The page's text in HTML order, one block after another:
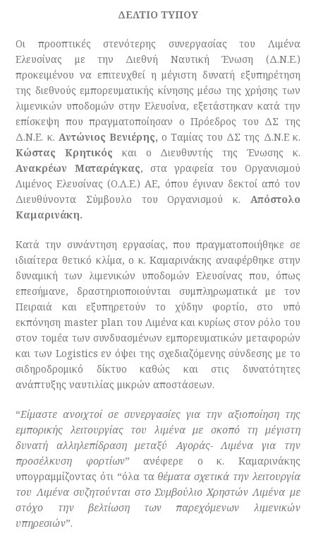
ΔΕΛΤΙΟ ΤΥΠΟΥ
Οι προοπτικές στενότερης συνεργασίας του Λιμένα
Ελευσίνας με την Διεθνή Ναυτική Ένωση (Δ.Ν.Ε.)
προκειμένου να επιτευχθεί η μέγιστη δυνατή εξυπηρέτηση
της διεθνούς εμπορευματικής κίνησης μέσω της χρήσης των
λιμενικών υποδομών στην Ελευσίνα, εξετάστηκαν κατά την
επίσκεψη που πραγματοποίησαν ο Πρόεδρος του ΔΣ της
Δ.Ν.Ε. κ. Αντώνιος Βενιέρης, ο Ταμίας του ΔΣ της Δ.Ν.Ε κ.
Κώστας Κρητικός και ο Διευθυντής της Ένωσης κ.
Ανακρέων Ματαράγκας, στα γραφεία του Οργανισμού
Λιμένος Ελευσίνας (Ο.Λ.Ε.) ΑΕ, όπου έγιναν δεκτοί από τον
Διευθύνοντα Σύμβουλο του Οργανισμού κ. Απόστολο
Καμαρινάκη.
Κατά την συνάντηση εργασίας, που πραγματοποιήθηκε σε
ιδιαίτερα θετικό κλίμα, ο κ. Καμαρινάκης αναφέρθηκε στην
δυναμική των λιμενικών υποδομών Ελευσίνας που, όπως
επεσήμανε, δραστηριοποιούνται συμπληρωματικά με τον
Πειραιά και εξυπηρετούν το χύδην φορτίο, στο υπό
εκπόνηση master plan του Λιμένα και κυρίως στον ρόλο του
στον τομέα των συνδυασμένων εμπορευματικών μεταφορών
και των Logistics εν όψει της σχεδιαζόμενης σύνδεσης με το
σιδηροδρομικό δίκτυο καθώς και στις δυνατότητες
ανάπτυξης ναυτιλίας μικρών αποστάσεων.
“Είμαστε ανοιχτοί σε συνεργασίες για την αξιοποίηση της
εμπορικής λειτουργίας του λιμένα με σκοπό τη μέγιστη
δυνατή αλληλεπίδραση μεταξύ Αγοράς- Λιμένα για την
προσέλκυση φορτίων” ανέφερε ο κ. Καμαρινάκης
υπογραμμίζοντας ότι “όλα τα θέματα σχετικά την λειτουργία
του Λιμένα συζητούνται στο Συμβούλιο Χρηστών Λιμένα με
στόχο την βελτίωση των παρεχόμενων λιμενικών
υπηρεσιών”.